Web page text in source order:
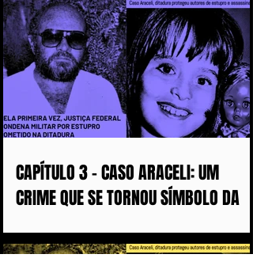
CAPÍTULO 3 - CASO ARACELI: UM
CRIME QUE SE TORNOU SÍMBOLO DA